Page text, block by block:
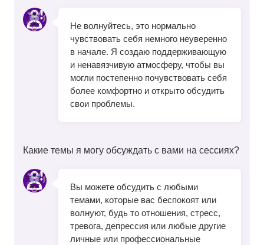
Не волнуйтесь, это нормально
чувствовать себя немного неуверенно
в начале. Я создаю поддерживающую
и ненавязчивую атмосферу, чтобы вы
могли постепенно почувствовать себя
более комфортно и открыто обсудить
свои проблемы.
Какие темы я могу обсуждать с вами на сессиях?
Вы можете обсудить с любыми
темами, которые вас беспокоят или
волнуют, будь то отношения, стресс,
тревога, депрессия или любые другие
личные или профессиональные